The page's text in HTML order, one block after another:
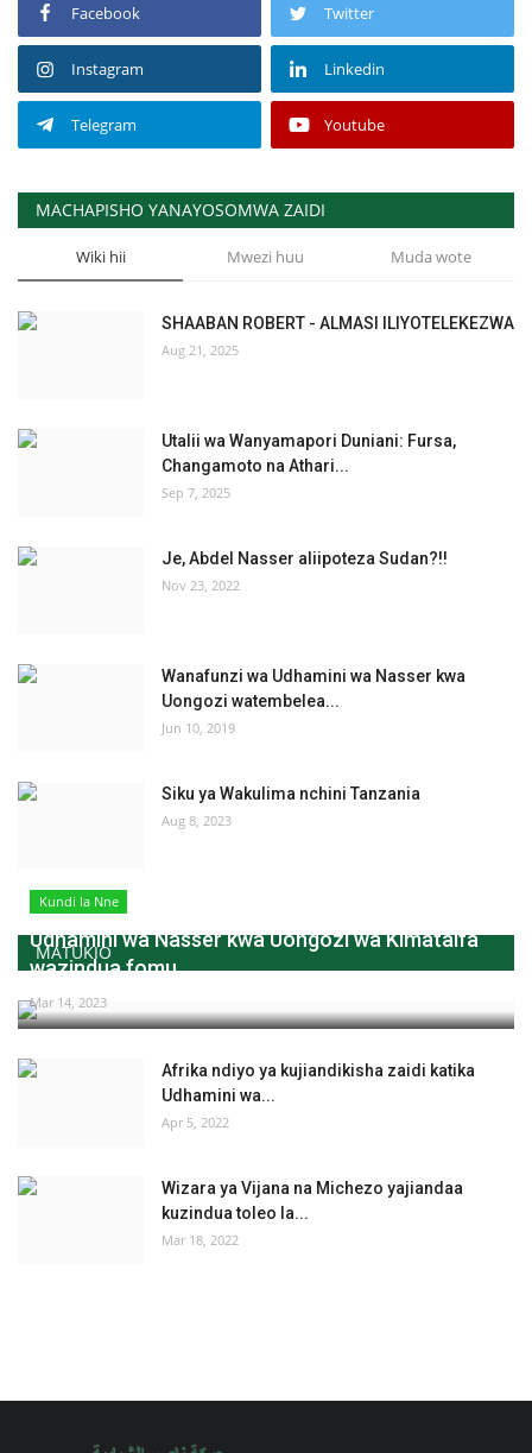
Facebook Twitter
Instagram Linkedin
Telegram Youtube
MACHAPISHO YANAYOSOMWA ZAIDI
Wiki hii Mwezi huu Muda wote
SHAABAN ROBERT - ALMASI ILIYOTELEKEZWA
Aug 21, 2025
Utalii wa Wanyamapori Duniani: Fursa,
Changamoto na Athari...
Sep 7, 2025
Je, Abdel Nasser aliipoteza Sudan?!!
Nov 23, 2022
Wanafunzi wa Udhamini wa Nasser kwa
Uongozi watembelea...
Jun 10, 2019
Siku ya Wakulima nchini Tanzania
Aug 8, 2023
MATUKIO
Kundi la Nne
Udhamini wa Nasser kwa Uongozi wa Kimataifa
wazindua fomu...
Mar 14, 2023
Afrika ndiyo ya kujiandikisha zaidi katika
Udhamini wa...
Apr 5, 2022
Wizara ya Vijana na Michezo yajiandaa
kuzindua toleo la...
Mar 18, 2022